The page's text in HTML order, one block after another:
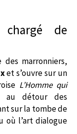
de
des marronniers,
et s’ouvre sur un
L’Homme qui
au détour des
sur la tombe de
où l’art dialogue